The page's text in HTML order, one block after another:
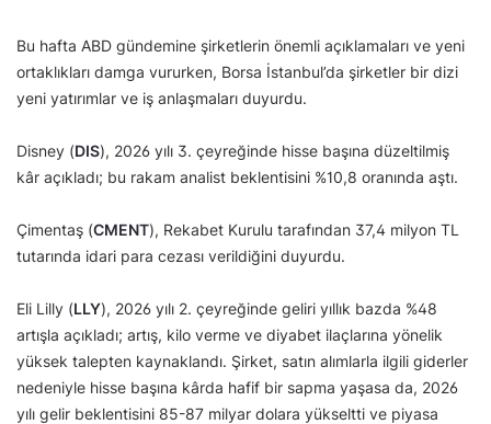
Bu hafta ABD gündemine şirketlerin önemli açıklamaları ve yeni
ortaklıkları damga vururken, Borsa İstanbul’da şirketler bir dizi
yeni yatırımlar ve iş anlaşmaları duyurdu.
Disney (DIS), 2026 yılı 3. çeyreğinde hisse başına düzeltilmiş
kâr açıkladı; bu rakam analist beklentisini %10,8 oranında aştı.
Çimentaş (CMENT), Rekabet Kurulu tarafından 37,4 milyon TL
tutarında idari para cezası verildiğini duyurdu.
Eli Lilly (LLY), 2026 yılı 2. çeyreğinde geliri yıllık bazda %48
artışla açıkladı; artış, kilo verme ve diyabet ilaçlarına yönelik
yüksek talepten kaynaklandı. Şirket, satın alımlarla ilgili giderler
nedeniyle hisse başına kârda hafif bir sapma yaşasa da, 2026
yılı gelir beklentisini 85-87 milyar dolara yükseltti ve piyasa